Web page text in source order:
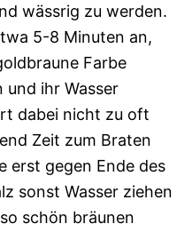
wässrig zu werden.
5-8 Minuten an,
Farbe
und ihr Wasser
dabei nicht zu oft
Zeit zum Braten
erst gegen Ende des
sonst Wasser ziehen
schön bräunen